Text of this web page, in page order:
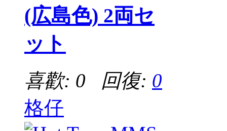
(広島色) 2両セ
ット
喜歡: 0 回復: 0
格仔